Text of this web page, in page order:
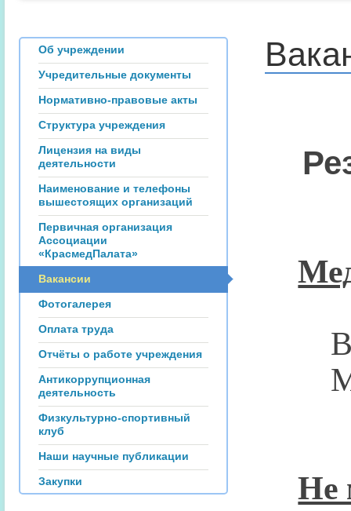
Об учреждении
Учредительные документы
Нормативно-правовые акты
Структура учреждения
Лицензия на виды
деятельности
Наименование и телефоны
вышестоящих организаций
Первичная организация
Ассоциации
«КрасмедПалата»
Вакансии
Фотогалерея
Оплата труда
Отчёты о работе учреждения
Антикоррупционная
деятельность
Физкультурно-спортивный
клуб
Наши научные публикации
Закупки
Не